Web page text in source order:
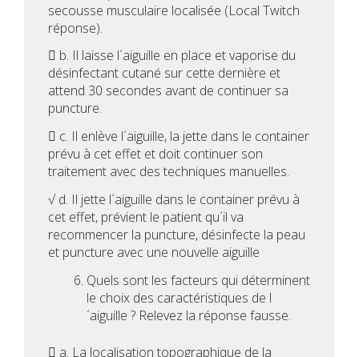
secousse musculaire localisée (Local Twitch
réponse).
 b. Il laisse l´aiguille en place et vaporise du
désinfectant cutané sur cette dernière et
attend 30 secondes avant de continuer sa
puncture.
 c. Il enlève l´aiguille, la jette dans le container
prévu à cet effet et doit continuer son
traitement avec des techniques manuelles.
√ d. Il jette l´aiguille dans le container prévu à
cet effet, prévient le patient qu´il va
recommencer la puncture, désinfecte la peau
et puncture avec une nouvelle aiguille
Quels sont les facteurs qui déterminent
le choix des caractéristiques de l
´aiguille ? Relevez la réponse fausse.
 a. La localisation topographique de la